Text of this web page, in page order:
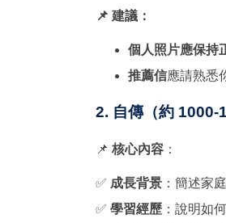
📌 建議：
個人照片應保持
推薦信應請熟悉
2. 自傳（約 1000-
📌 核心內容 ：
✅ 成長背景 ：簡述家
✅ 學習經歷 ：說明如